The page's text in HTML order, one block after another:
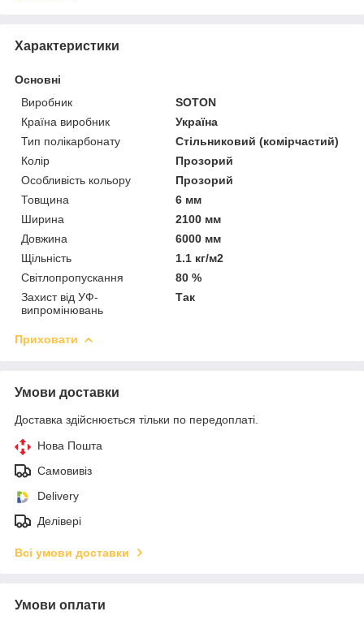
Характеристики
Основні
Виробник
SOTON
Країна виробник
Україна
Тип полікарбонату
Стільниковий (комірчастий)
Колір
Прозорий
Особливість кольору
Прозорий
Товщина
6 мм
Ширина
2100 мм
Довжина
6000 мм
Щільність
1.1 кг/м2
Світлопропускання
80 %
Захист від УФ-
випромінювань
Так
Приховати
Умови доставки
Доставка здійснюється тільки по передоплаті.
Нова Пошта
Самовивіз
Delivery
Делівері
Всі умови доставки
Умови оплати